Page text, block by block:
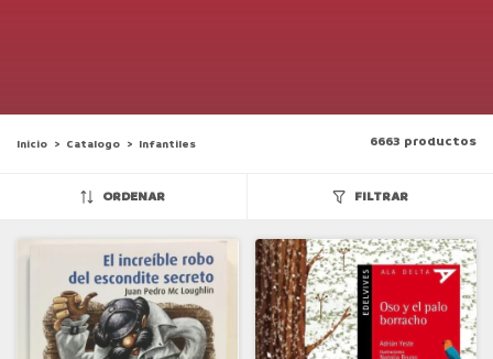
Inicio > Catalogo > Infantiles 6663 productos
ORDENAR FILTRAR